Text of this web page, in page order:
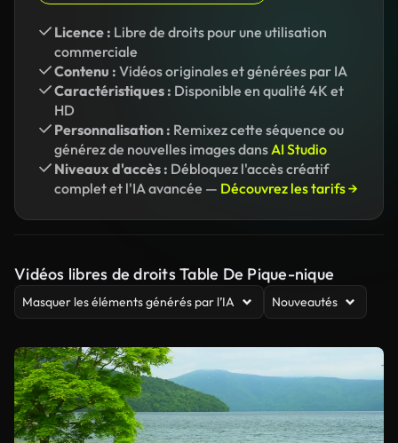
Licence : Libre de droits pour une utilisation
commerciale
Contenu : Vidéos originales et générées par IA
Caractéristiques : Disponible en qualité 4K et
HD
Personnalisation : Remixez cette séquence ou
générez de nouvelles images dansAI Studio
Niveaux d'accès : Débloquez l'accès créatif
complet et l'IA avancée — Découvrez les tarifs →
Vidéos libres de droits Table De Pique-nique
Masquer les éléments générés par l’IA Nouveautés